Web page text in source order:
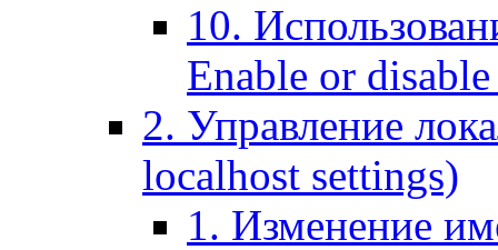
10.
Enable or
2. Управление
localhost settings)
1. Изменение